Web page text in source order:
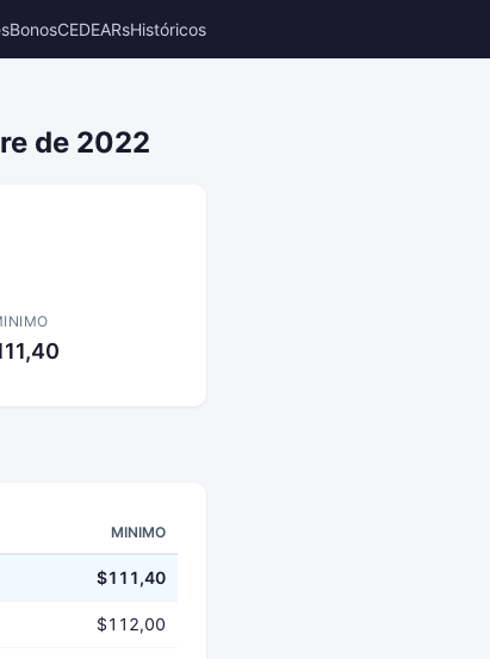
BonosCEDEARsHistóricos
de 2022
MINIMO
$111,40
$112,00